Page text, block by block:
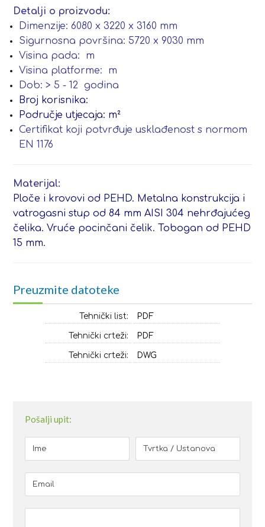
Detalji o proizvodu:
Dimenzije: 6080 x 3220 x 3160 mm
Sigurnosna površina: 5720 x 9030 mm
Visina pada: m
Visina platforme: m
Dob: > 5 - 12 godina
Broj korisnika:
Područje utjecaja: m²
Certifikat koji potvrđuje usklađenost s normom
EN 1176
Materijal:
Ploče i krovovi od PEHD. Metalna konstrukcija i
vatrogasni stup od 84 mm AISI 304 nehrđajućeg
čelika. Vruće pocinčani čelik. Tobogan od PEHD
15 mm.
Preuzmite datoteke
Tehnički list: PDF
Tehnički crteži: PDF
Tehnički crteži: DWG
Pošalji upit: